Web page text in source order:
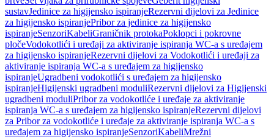
sustavJedinice za higijensko ispiranjeRezervni dijelovi za Jedinice
za higijensko ispiranjePribor za jedinice za higijensko
ispiranjeSenzoriKabeliGraničnik protokaPoklopci i pokrovne
pločeVodokotlići i uređaji za aktiviranje ispiranja WC-a s uređajem
za higijensko ispiranjeRezervni dijelovi za Vodokotlići i uređaji za
aktiviranje ispiranja WC-a s uređajem za higijensko
ispiranjeUgradbeni vodokotlići s uređajem za higijensko
ispiranjeHigijenski ugradbeni moduliRezervni dijelovi za Higijenski
ugradbeni moduliPribor za vodokotliće i uređaje za aktiviranje
ispiranja WC-a s uređajem za higijensko ispiranjeRezervni dijelovi
za Pribor za vodokotliće i uređaje za aktiviranje ispiranja WC-a s
uređajem za higijensko ispiranjeSenzoriKabeliMrežni